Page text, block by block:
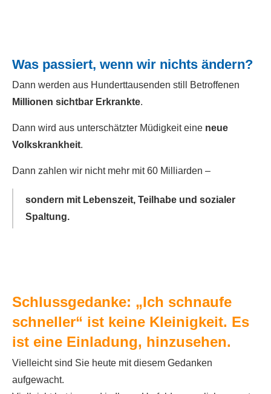
Was passiert, wenn wir nichts ändern?
Dann werden aus Hunderttausenden still Betroffenen
Millionen sichtbar Erkrankte.
Dann wird aus unterschätzter Müdigkeit eine neue
Volkskrankheit.
Dann zahlen wir nicht mehr mit 60 Milliarden –
sondern mit Lebenszeit, Teilhabe und sozialer
Spaltung.
Schlussgedanke: „Ich schnaufe
schneller“ ist keine Kleinigkeit. Es
ist eine Einladung, hinzusehen.
Vielleicht sind Sie heute mit diesem Gedanken
aufgewacht.